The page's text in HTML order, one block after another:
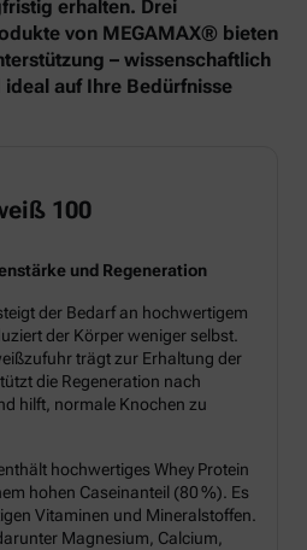
erhalten. Drei
von MEGAMAX® bieten
– wissenschaftlich
auf Ihre Bedürfnisse
100
und Regeneration
der Bedarf an hochwertigem
der Körper weniger selbst.
trägt zur Erhaltung der
die Regeneration nach
hilft, normale Knochen zu
hochwertiges Whey Protein
hohen Caseinanteil (80 %). Es
Vitaminen und Mineralstoffen.
Magnesium, Calcium,